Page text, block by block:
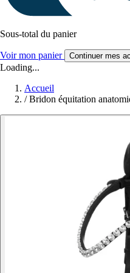
Sous-total du panier
Voir mon panier Continuer mes
Loading...
Accueil
/ Bridon équitation